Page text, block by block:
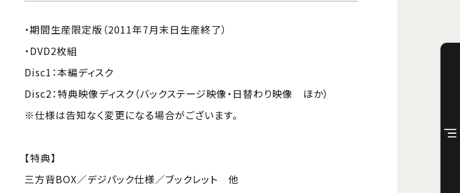
・期間生産限定版（2011年7月末日生産終了）
・DVD2枚組
Disc1：本編ディスク
Disc2：特典映像ディスク（バックステージ映像・日替わり映像 ほか）
※仕様は告知なく変更になる場合がございます。
【特典】
三方背BOX／デジパック仕様／ブックレット 他